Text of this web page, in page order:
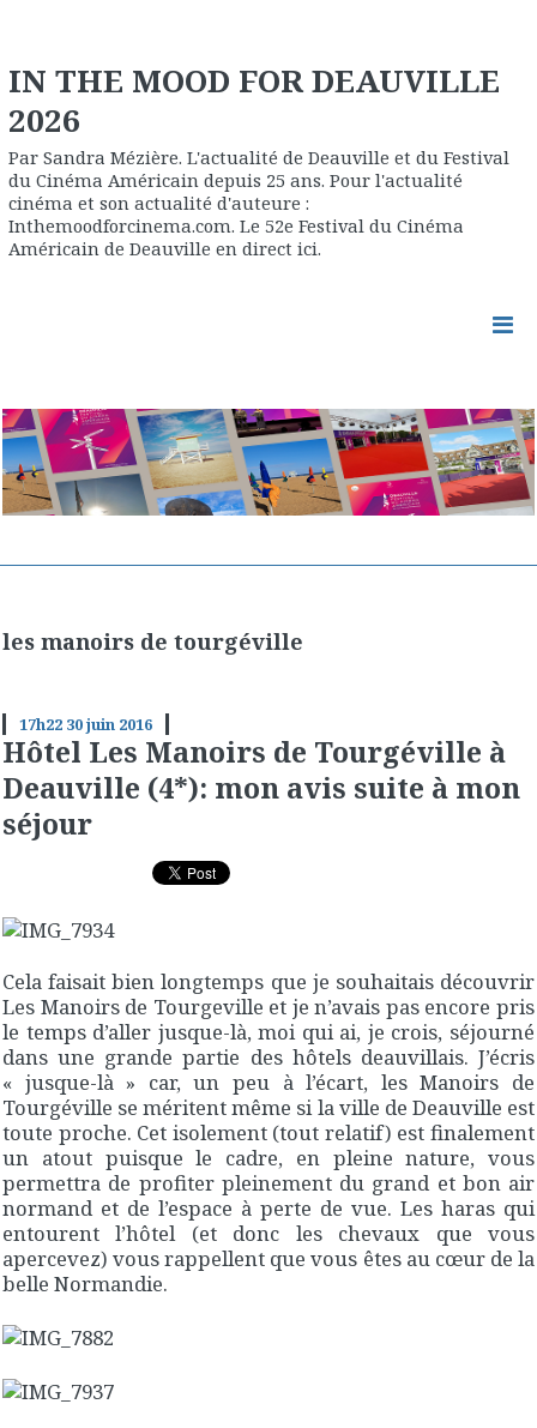
IN THE MOOD FOR DEAUVILLE
2026
Par Sandra Mézière. L'actualité de Deauville et du Festival
du Cinéma Américain depuis 25 ans. Pour l'actualité
cinéma et son actualité d'auteure :
Inthemoodforcinema.com. Le 52e Festival du Cinéma
Américain de Deauville en direct ici.
les manoirs de tourgéville
17h22 30juin 2016
Hôtel Les Manoirs de Tourgéville à
Deauville (4*): mon avis suite à mon
séjour
Cela faisait bien longtemps que je souhaitais découvrir
Les Manoirs de Tourgeville et je n’avais pas encore pris
le temps d’aller jusque-là, moi qui ai, je crois, séjourné
dans une grande partie des hôtels deauvillais. J’écris
« jusque-là » car, un peu à l’écart, les Manoirs de
Tourgéville se méritent même si la ville de Deauville est
toute proche. Cet isolement (tout relatif) est finalement
un atout puisque le cadre, en pleine nature, vous
permettra de profiter pleinement du grand et bon air
normand et de l’espace à perte de vue. Les haras qui
entourent l’hôtel (et donc les chevaux que vous
apercevez) vous rappellent que vous êtes au cœur de la
belle Normandie.